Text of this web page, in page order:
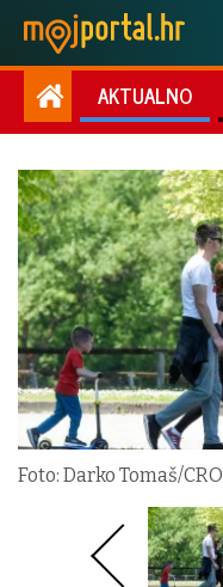
AKTUALNO
Foto: Darko Tomaš/